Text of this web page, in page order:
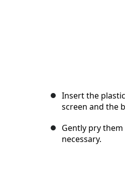
Insert the
screen and the
Gently pry
necessary.